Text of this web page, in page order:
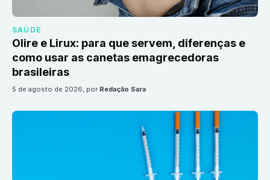
SAÚDE
Olire e Lirux: para que servem, diferenças e
como usar as canetas emagrecedoras
brasileiras
5 de agosto de 2026, por Redação Sara